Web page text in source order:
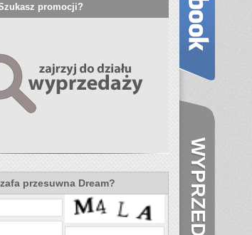
promocji?
przesuwna Dream?